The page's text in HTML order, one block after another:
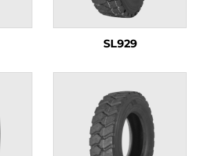
SL929